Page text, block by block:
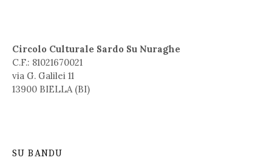
Circolo Culturale Sardo Su Nuraghe
C.F.: 81021670021
via G. Galilei 11
13900 BIELLA (BI)
SU BANDU